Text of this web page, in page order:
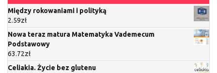
Między rokowaniami i polityką
2.59zł
Nowa teraz matura Matematyka Vademecum
Podstawowy
63.72zł
Celiakia. Życie bez glutenu